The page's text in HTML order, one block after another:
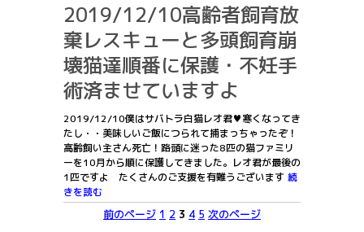
2019/12/10高齢者飼育放
棄レスキューと多頭飼育崩
壊猫達順番に保護・不妊手
術済ませていますよ
2019/12/10僕はサバトラ白猫レオ君♥寒くなってき
たし・・美味しいご飯につられて捕まっちゃったぞ！
高齢飼い主さん死亡！路頭に迷った8匹の猫ファミリ
ーを10月から順に保護してきました。レオ君が最後の
1匹ですよ たくさんのご支援を有難うございます 続
きを読む
前のページ 1 2 3 4 5 次のページ